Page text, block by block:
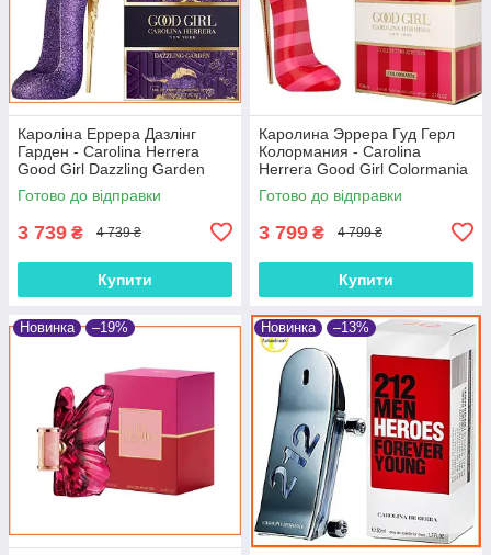
Кароліна Еррера Дазлінг
Гарден - Carolina Herrera
Good Girl Dazzling Garden
парфумована вода 80 ml.
Готово до відправки
3 739 ₴ 4 739 ₴
Купити
Каролина Эррера Гуд Герл
Колормания - Carolina
Herrera Good Girl Colormania
парфюмированная вода 80
ml.
Готово до відправки
3 799 ₴ 4 799 ₴
Купити
Новинка –19% Новинка –13%